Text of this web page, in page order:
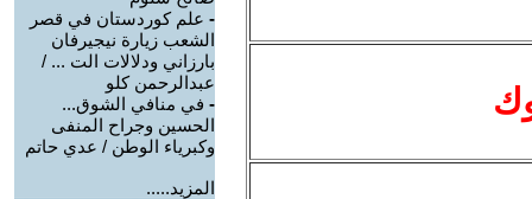
- علم كوردستان في قصر
الشعب زيارة نيجيرفان
بارزاني ودلالات الت ... /
عبدالرحمن كلو
- في منافي الشوق...
الحسين وجراح المنفى
وكبرياء الوطن / عدي حاتم
المزيد.....